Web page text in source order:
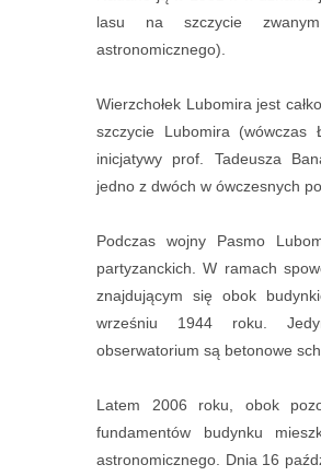
lasu na szczycie
astronomicznego).
Wierzchołek Lubomira jest
szczycie Lubomira
inicjatywy prof. Tadeusza
jedno z dwóch w ówczesnych
Podczas wojny Pasmo
partyzanckich. W ramach
znajdującym się obok
wrześniu 1944 roku.
obserwatorium są betonowe
Latem 2006 roku, obok
fundamentów budynku
astronomicznego. Dnia 16